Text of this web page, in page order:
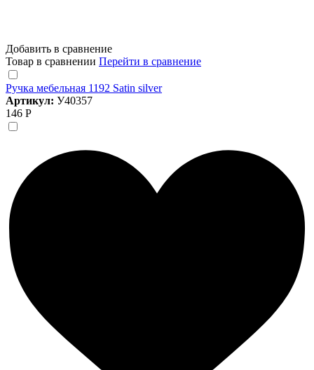
Добавить в сравнение
Товар в сравнении Перейти в сравнение
Ручка мебельная 1192 Satin silver
Артикул: У40357
146 Р